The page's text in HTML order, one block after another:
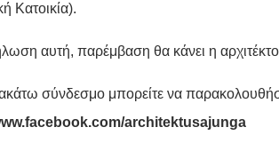
Κατοικία).
αυτή, παρέμβαση θα κάνει η
σύνδεσμο μπορείτε να
architektusajunga